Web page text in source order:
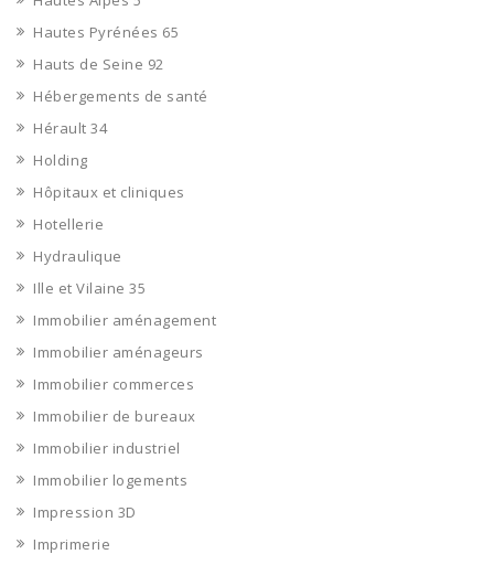
Hautes Pyrénées 65
Hauts de Seine 92
Hébergements de santé
Hérault 34
Holding
Hôpitaux et cliniques
Hotellerie
Hydraulique
Ille et Vilaine 35
Immobilier aménagement
Immobilier aménageurs
Immobilier commerces
Immobilier de bureaux
Immobilier industriel
Immobilier logements
Impression 3D
Imprimerie